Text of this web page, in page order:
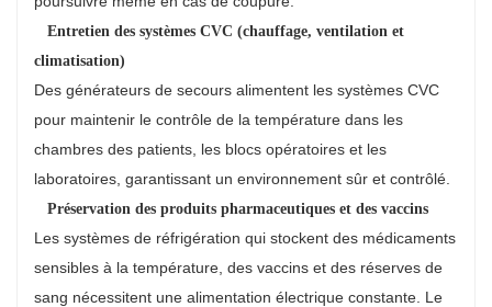
Entretien des systèmes CVC (chauffage, ventilation et
climatisation)
Des générateurs de secours alimentent les systèmes CVC
pour maintenir le contrôle de la température dans les
chambres des patients, les blocs opératoires et les
laboratoires, garantissant un environnement sûr et contrôlé.
Préservation des produits pharmaceutiques et des vaccins
Les systèmes de réfrigération qui stockent des médicaments
sensibles à la température, des vaccins et des réserves de
sang nécessitent une alimentation électrique constante. Le